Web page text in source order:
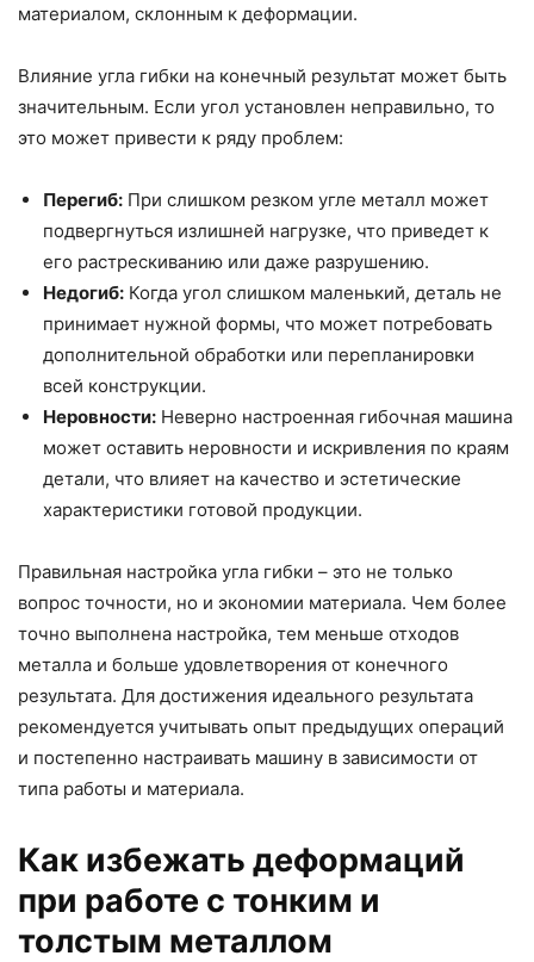
материалом, склонным к деформации.
Влияние угла гибки на конечный результат может быть
значительным. Если угол установлен неправильно, то
это может привести к ряду проблем:
Перегиб: При слишком резком угле металл может
подвергнуться излишней нагрузке, что приведет к
его растрескиванию или даже разрушению.
Недогиб: Когда угол слишком маленький, деталь не
принимает нужной формы, что может потребовать
дополнительной обработки или перепланировки
всей конструкции.
Неровности: Неверно настроенная гибочная машина
может оставить неровности и искривления по краям
детали, что влияет на качество и эстетические
характеристики готовой продукции.
Правильная настройка угла гибки – это не только
вопрос точности, но и экономии материала. Чем более
точно выполнена настройка, тем меньше отходов
металла и больше удовлетворения от конечного
результата. Для достижения идеального результата
рекомендуется учитывать опыт предыдущих операций
и постепенно настраивать машину в зависимости от
типа работы и материала.
Как избежать деформаций
при работе с тонким и
толстым металлом